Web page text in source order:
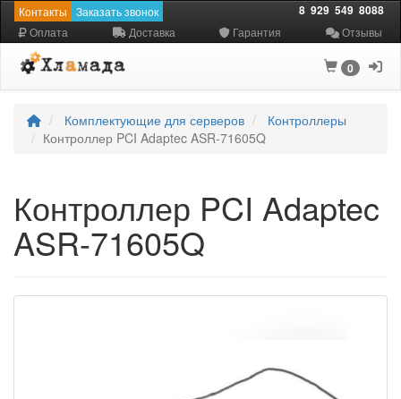
Контакты Заказать звонок 8 929 549 8088
Оплата Доставка Гарантия Отзывы
0
Комплектующие для серверов
Контроллеры
Контроллер PCI Adaptec ASR-71605Q
Контроллер PCI Adaptec
ASR-71605Q